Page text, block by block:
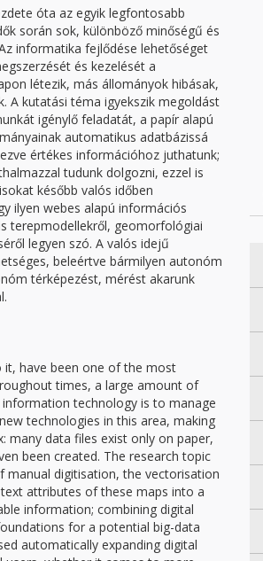
óta az egyik legfontosabb
során sok, különböző minőségű és
informatika fejlődése lehetőséget
és kezelését a
létezik, más állományok hibásak,
A kutatási téma igyekszik megoldást
igénylő feladatát, a papír alapú
automatikus adatbázissá
értékes információhoz juthatunk;
tudunk dolgozni, ezzel is
később valós időben
ilyen webes alapú információs
terepmodellekről, geomorfológiai
legyen szó. A valós idejű
beleértve bármilyen autonóm
térképezést, mérést akarunk
it, have been one of the most
times, a large amount of
technology is to manage
technologies in this area, making
many data files exist only on paper,
been created. The research topic
digitisation, the vectorisation
attributes of these maps into a
information; combining digital
for a potential big-data
automatically expanding digital